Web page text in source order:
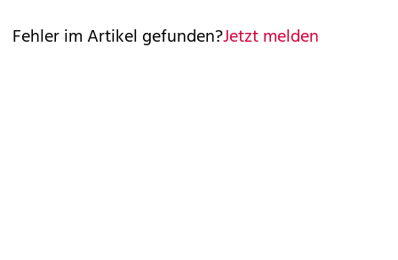
Fehler im Artikel gefunden?Jetzt melden